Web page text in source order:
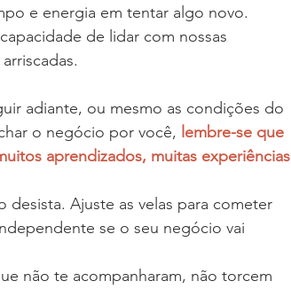
e energia em tentar algo novo.
de lidar com nossas
adiante, ou mesmo as condições do
o negócio por você, lembre-se que
aprendizados, muitas experiências
desista. Ajuste as velas para cometer
se o seu negócio vai
não te acompanharam, não torcem